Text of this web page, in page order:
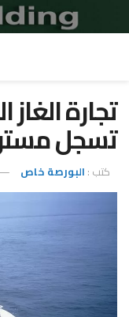
تجارة
تسجل
كتب : البورصة خاص